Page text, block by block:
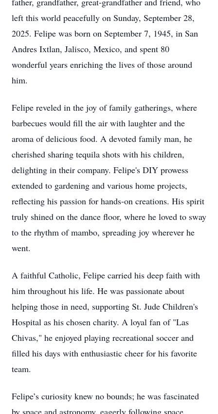
left this world peacefully on Sunday, September 28,
2025. Felipe was born on September 7, 1945, in San
Andres Ixtlan, Jalisco, Mexico, and spent 80
wonderful years enriching the lives of those around
him.
Felipe reveled in the joy of family gatherings, where
barbecues would fill the air with laughter and the
aroma of delicious food. A devoted family man, he
cherished sharing tequila shots with his children,
delighting in their company. Felipe's DIY prowess
extended to gardening and various home projects,
reflecting his passion for hands-on creations. His spirit
truly shined on the dance floor, where he loved to sway
to the rhythm of mambo, spreading joy wherever he
went.
A faithful Catholic, Felipe carried his deep faith with
him throughout his life. He was passionate about
helping those in need, supporting St. Jude Children's
Hospital as his chosen charity. A loyal fan of "Las
Chivas," he enjoyed playing recreational soccer and
filled his days with enthusiastic cheer for his favorite
team.
Felipe’s curiosity knew no bounds; he was fascinated
by space and astronomy, eagerly following space